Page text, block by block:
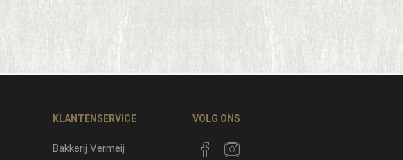
KLANTENSERVICE
Bakkerij Vermeij
VOLG ONS